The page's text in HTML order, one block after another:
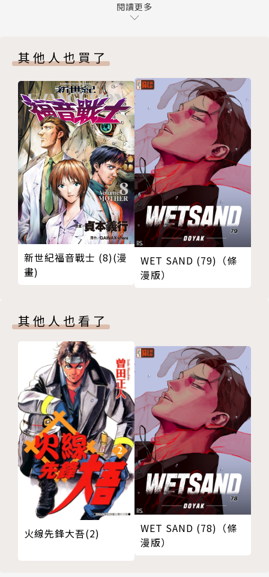
附錄漫畫
版權頁
閱讀更多
其他人也買了
新世紀福音戰士 (8)(漫
畫)
WET SAND (79)（條
漫版）
其他人也看了
火線先鋒大吾(2)
WET SAND (78)（條
漫版）